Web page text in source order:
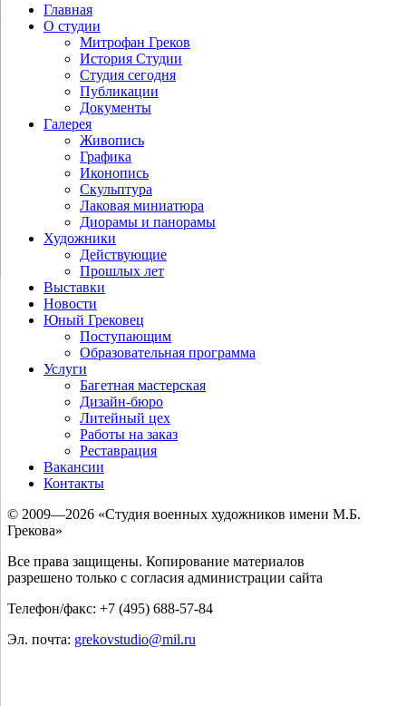
Главная
О студии
Митрофан Греков
История Студии
Студия сегодня
Публикации
Документы
Галерея
Живопись
Графика
Иконопись
Скульптура
Лаковая миниатюра
Диорамы и панорамы
Художники
Действующие
Прошлых лет
Выставки
Новости
Юный Грековец
Поступающим
Образовательная программа
Услуги
Багетная мастерская
Дизайн-бюро
Литейный цех
Работы на заказ
Реставрация
Вакансии
Контакты
© 2009—2026 «Студия военных художников имени М.Б.
Грекова»
Все права защищены. Копирование материалов
разрешено только с согласия администрации сайта
Телефон/факс: +7 (495) 688-57-84
Эл. почта: grekovstudio@mil.ru